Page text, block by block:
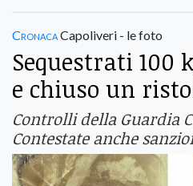
CronacaCapoliveri - le foto
Sequestrati 100
e chiuso un
Controlli della Guardia
Contestate anche